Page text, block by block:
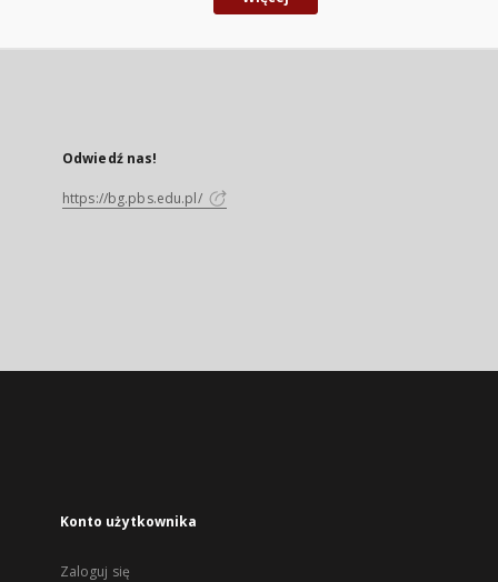
Odwiedź nas!
https://bg.pbs.edu.pl/
Konto użytkownika
Zaloguj się